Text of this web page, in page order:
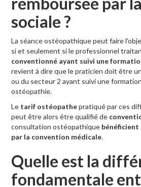
sociale ?
La séance ostéopathique peut faire
si et seulement si le professionnel
conventionné ayant suivi une
revient à dire que le praticien doit être
ou du secteur 2 ayant suivi une
ostéopathie.
Le tarif ostéopathepratiqué par ces
peut être alors être qualifié de
consultation ostéopathique bénéficient
par la convention médicale.
Quelle est la
fondamentale